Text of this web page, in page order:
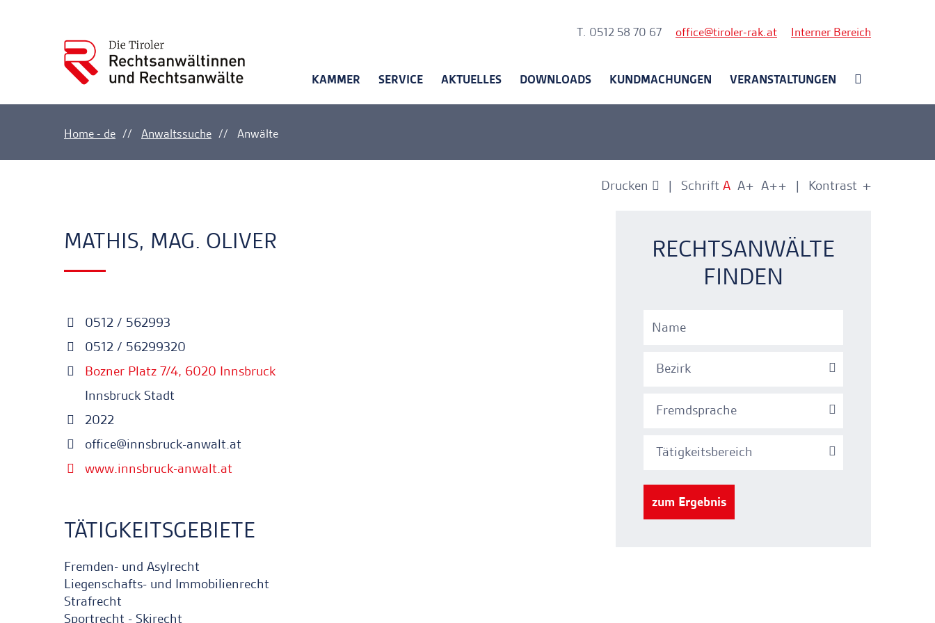
T. 0512 58 70 67 office tiroler-rak.at Interner Bereich
KAMMER SERVICE AKTUELLES DOWNLOADS KUNDMACHUNGEN VERANSTALTUNGEN
Home - de Anwaltssuche Anwälte
Drucken Schrift A A+ A++ Kontrast +
-
MATHIS, MAG. OLIVER
0512 / 562993
0512 / 56299320
Bozner Platz 7/4, 6020 Innsbruck
Innsbruck Stadt
2022
office@innsbruck-anwalt.at
www.innsbruck-anwalt.at
TÄTIGKEITSGEBIETE
Fremden- und Asylrecht
Liegenschafts- und Immobilienrecht
Strafrecht
Sportrecht - Skirecht
RECHTSANWÄLTE
FINDEN
Bezirk
Fremdsprache
Tätigkeitsbereich
zum Ergebnis